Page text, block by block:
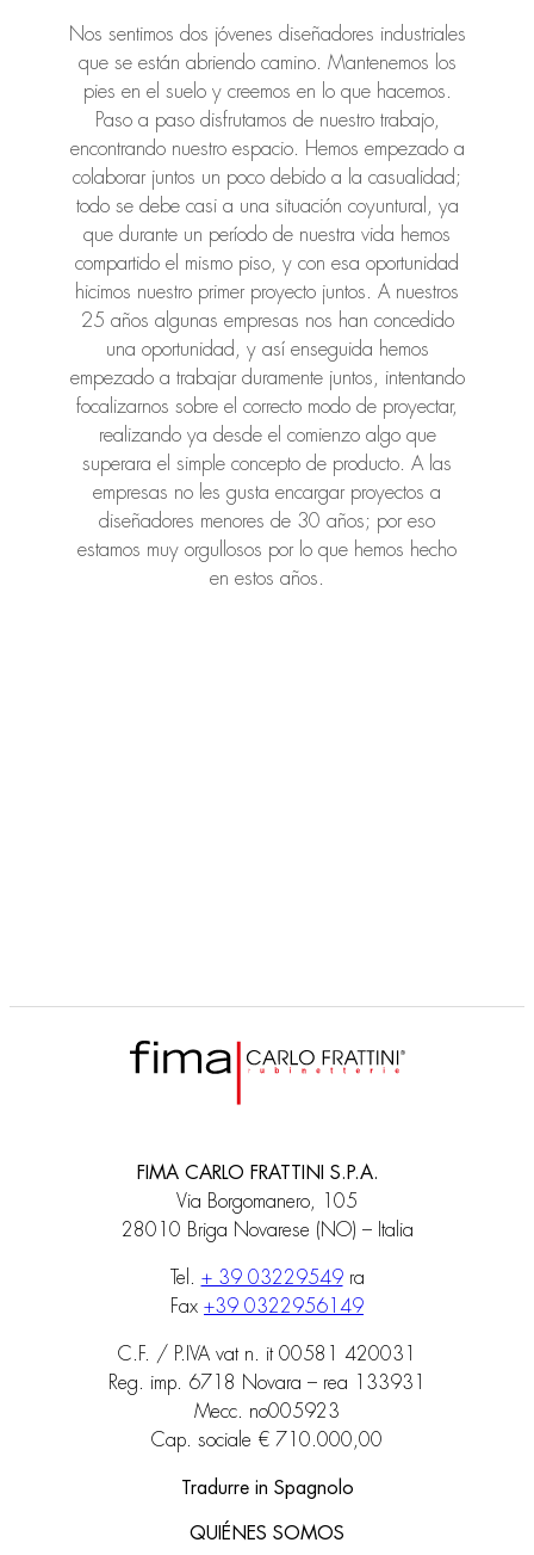
Nos sentimos dos jóvenes diseñadores industriales
que se están abriendo camino. Mantenemos los
pies en el suelo y creemos en lo que hacemos.
Paso a paso disfrutamos de nuestro trabajo,
encontrando nuestro espacio. Hemos empezado a
colaborar juntos un poco debido a la casualidad;
todo se debe casi a una situación coyuntural, ya
que durante un período de nuestra vida hemos
compartido el mismo piso, y con esa oportunidad
hicimos nuestro primer proyecto juntos. A nuestros
25 años algunas empresas nos han concedido
una oportunidad, y así enseguida hemos
empezado a trabajar duramente juntos, intentando
focalizarnos sobre el correcto modo de proyectar,
realizando ya desde el comienzo algo que
superara el simple concepto de producto. A las
empresas no les gusta encargar proyectos a
diseñadores menores de 30 años; por eso
estamos muy orgullosos por lo que hemos hecho
en estos años.
FIMA CARLO FRATTINI S.P.A.
Via Borgomanero, 105
28010 Briga Novarese (NO) – Italia
Tel. + 39 03229549ra
Fax +39 0322956149
C.F. / P.IVA vat n. it 00581 420031
Reg. imp. 6718 Novara – rea 133931
Mecc. no005923
Cap. sociale € 710.000,00
Tradurre in Spagnolo
QUIÉNES SOMOS